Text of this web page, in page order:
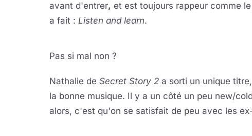
avant d'entrer, et est toujours rappeur comme
a fait : Listen and learn.
Pas si mal non ?
Nathalie de Secret Story 2 a sorti un unique titre,
la bonne musique. Il y a un côté un peu new/
alors, c'est qu'on se satisfait de peu avec les